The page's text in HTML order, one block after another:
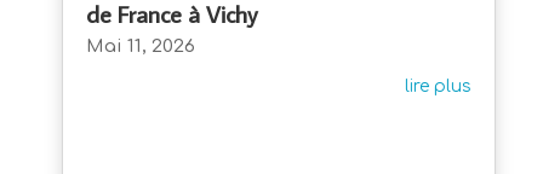
de France à Vichy
Mai 11, 2026
lire plus